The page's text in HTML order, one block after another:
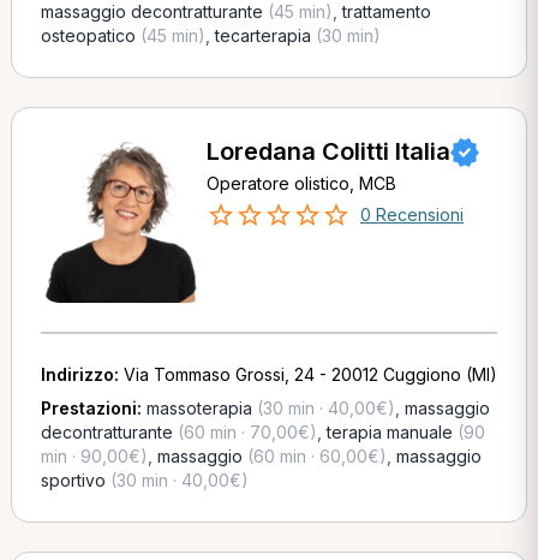
massaggio decontratturante (45 min) ,trattamento
osteopatico (45 min) ,tecarterapia (30 min)
Loredana Colitti Italia
Operatore olistico, MCB
0 Recensioni
Indirizzo: Via Tommaso Grossi, 24 - 20012 Cuggiono (MI)
Prestazioni: massoterapia (30 min · 40,00€) massaggio
decontratturante (60 min · 70,00€) ,terapia manuale (90
min · 90,00€) massaggio (60 min · 60,00€) massaggio
sportivo (30 min · 40,00€)